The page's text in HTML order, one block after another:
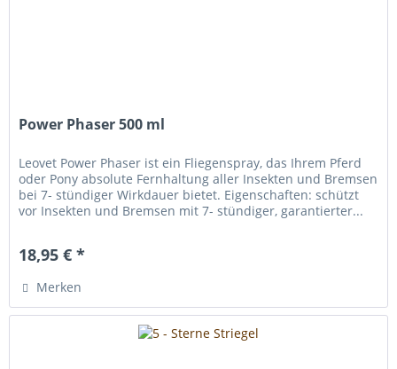
Power Phaser 500 ml
Leovet Power Phaser ist ein Fliegenspray, das Ihrem Pferd
oder Pony absolute Fernhaltung aller Insekten und Bremsen
bei 7- stündiger Wirkdauer bietet. Eigenschaften: schützt
vor Insekten und Bremsen mit 7- stündiger, garantierter...
18,95 € *
Merken